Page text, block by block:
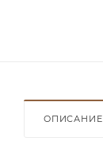
ОПИСАНИЕ